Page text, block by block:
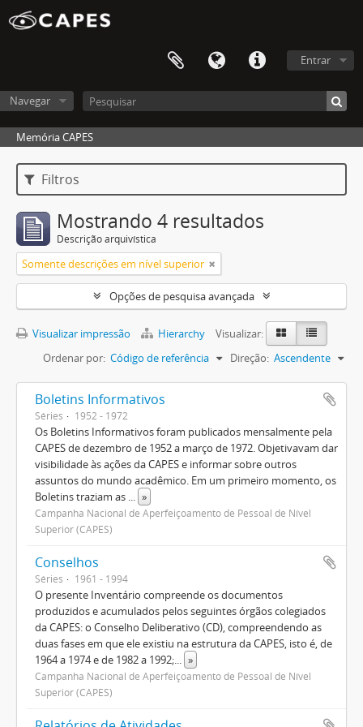
Entrar
Navegar
Memória CAPES
Filtros
Mostrando 4 resultados
Descrição arquivística
Somente descrições em nível superior
Opções de pesquisa avançada
Visualizar impressão Hierarchy
Visualizar:
Ordenar por: Código de referência Direção: Ascendente
Boletins Informativos
Séries 1952 - 1972
Os Boletins Informativos foram publicados mensalmente pela
CAPES de dezembro de 1952 a março de 1972. Objetivavam dar
visibilidade às ações da CAPES e informar sobre outros
assuntos do mundo acadêmico. Em um primeiro momento, os
Boletins traziam as ... »
Campanha Nacional de Aperfeiçoamento de Pessoal de Nível
Superior (CAPES)
Conselhos
Séries 1961 - 1994
O presente Inventário compreende os documentos
produzidos e acumulados pelos seguintes órgãos colegiados
da CAPES: o Conselho Deliberativo (CD), compreendendo as
duas fases em que ele existiu na estrutura da CAPES, isto é, de
1964 a 1974 e de 1982 a 1992;... »
Campanha Nacional de Aperfeiçoamento de Pessoal de Nível
Superior (CAPES)